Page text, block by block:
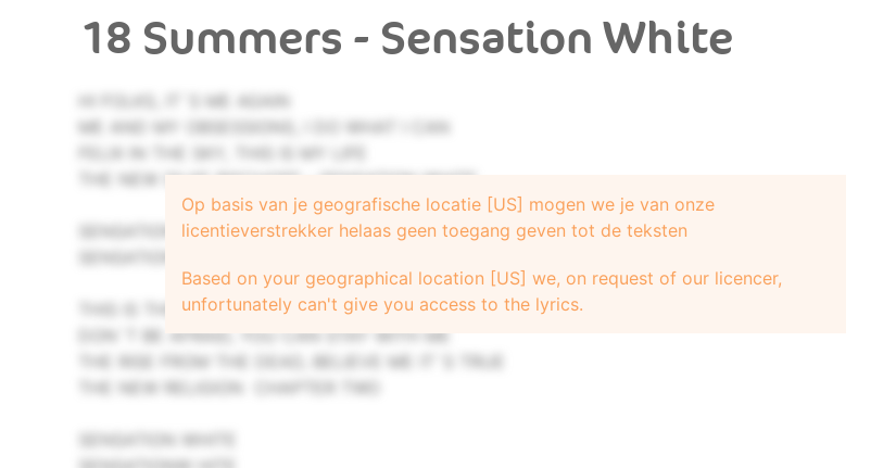
18 Summers - Sensation White
HI FOLKS, IT`S ME AGAIN
ME AND MY OBSESSIONS, I DO WHAT I CAN
FELIX IN THE SKY, THIS IS MY LIFE
THE NEW SILKE BISCHOFF - SENSATION WHITE
SENSATION WHITE
THIS IS THE POWER OF THE FAMILY
DON`T BE AFRAID, YOU CAN STAY WITH ME
THE RISE FROM THE DEAD, BELIEVE ME IT`S TRUE
THE NEW RELIGION ­ CHAPTER TWO
Op basis van je geografische locatie [US] mogen we je van onze
licentieverstrekker helaas geen toegang geven tot de teksten
Based on your geographical location [US] we, on request of our licencer,
unfortunately can't give you access to the lyrics.